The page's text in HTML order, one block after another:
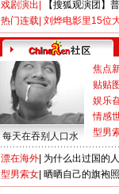
戏剧演出
【搜狐观演团】
热门连载 刘烨电影里15位
每天在吞别人口水
焦点
贴贴
娱乐
情感
型男
漂在海外 为什么出过国的
型男索女 晒晒自己的旗袍照